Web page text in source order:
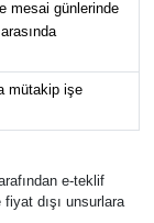
mesai günlerinde
mütakip işe
e-teklif
dışı unsurlara